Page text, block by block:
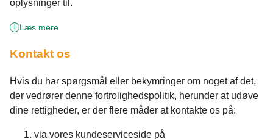
oplysninger til.
Læs mere
Kontakt os
Hvis du har spørgsmål eller bekymringer om noget af det,
der vedrører denne fortrolighedspolitik, herunder at udøve
dine rettigheder, er der flere måder at kontakte os på:
via vores kundeserviceside på